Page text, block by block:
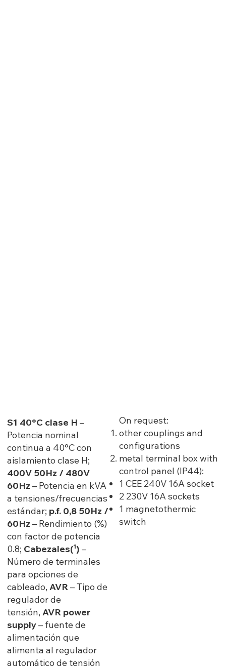
S1 40°C clase H –
Potencia nominal
continua a 40°C con
aislamiento clase H;
400V 50Hz / 480V
60Hz – Potencia en kVA
a tensiones/frecuencias
estándar; p.f. 0,8 50Hz /
60Hz – Rendimiento (%)
con factor de potencia
0.8; Cabezales(¹) –
Número de terminales
para opciones de
cableado, AVR– Tipo de
regulador de
tensión, AVR power
supply– fuente de
alimentación que
alimenta al regulador
automático de tensión
On request:
other couplings and
configurations
metal terminal box with
control panel (IP44):
1 CEE 240V 16A socket
2 230V 16A sockets
1 magnetothermic
switch